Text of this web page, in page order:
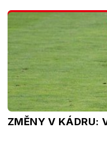
ZMĚNY V KÁDRU: